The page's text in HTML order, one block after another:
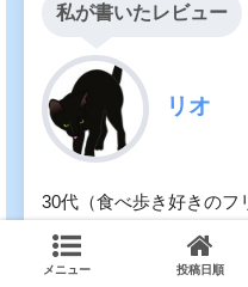
私が書いたレビュー
リオ
30代（食べ歩き好きのフ
趣味はマウンテンバイ
世界中どこでも行ける。
メニュー 投稿日順